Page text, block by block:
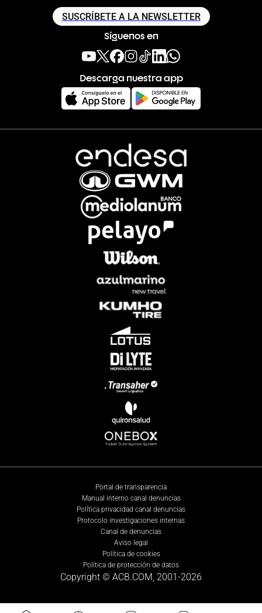
SUSCRÍBETE A LA NEWSLETTER
Síguenos en
Descarga nuestra app
Portal de transparencia
Manual interno canal denuncias
Política privacidad canal denuncias
Protocolo investigaciones internas
Canal de denuncias
Aviso legal
Política de cookies
Política de protección de datos
Copyright © ACB.COM, 2001-2026